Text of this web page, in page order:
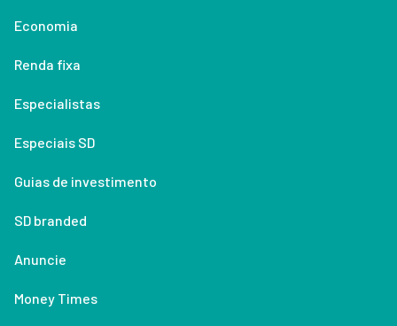
Economia
Renda fixa
Especialistas
Especiais SD
Guias de investimento
SD branded
Anuncie
Money Times